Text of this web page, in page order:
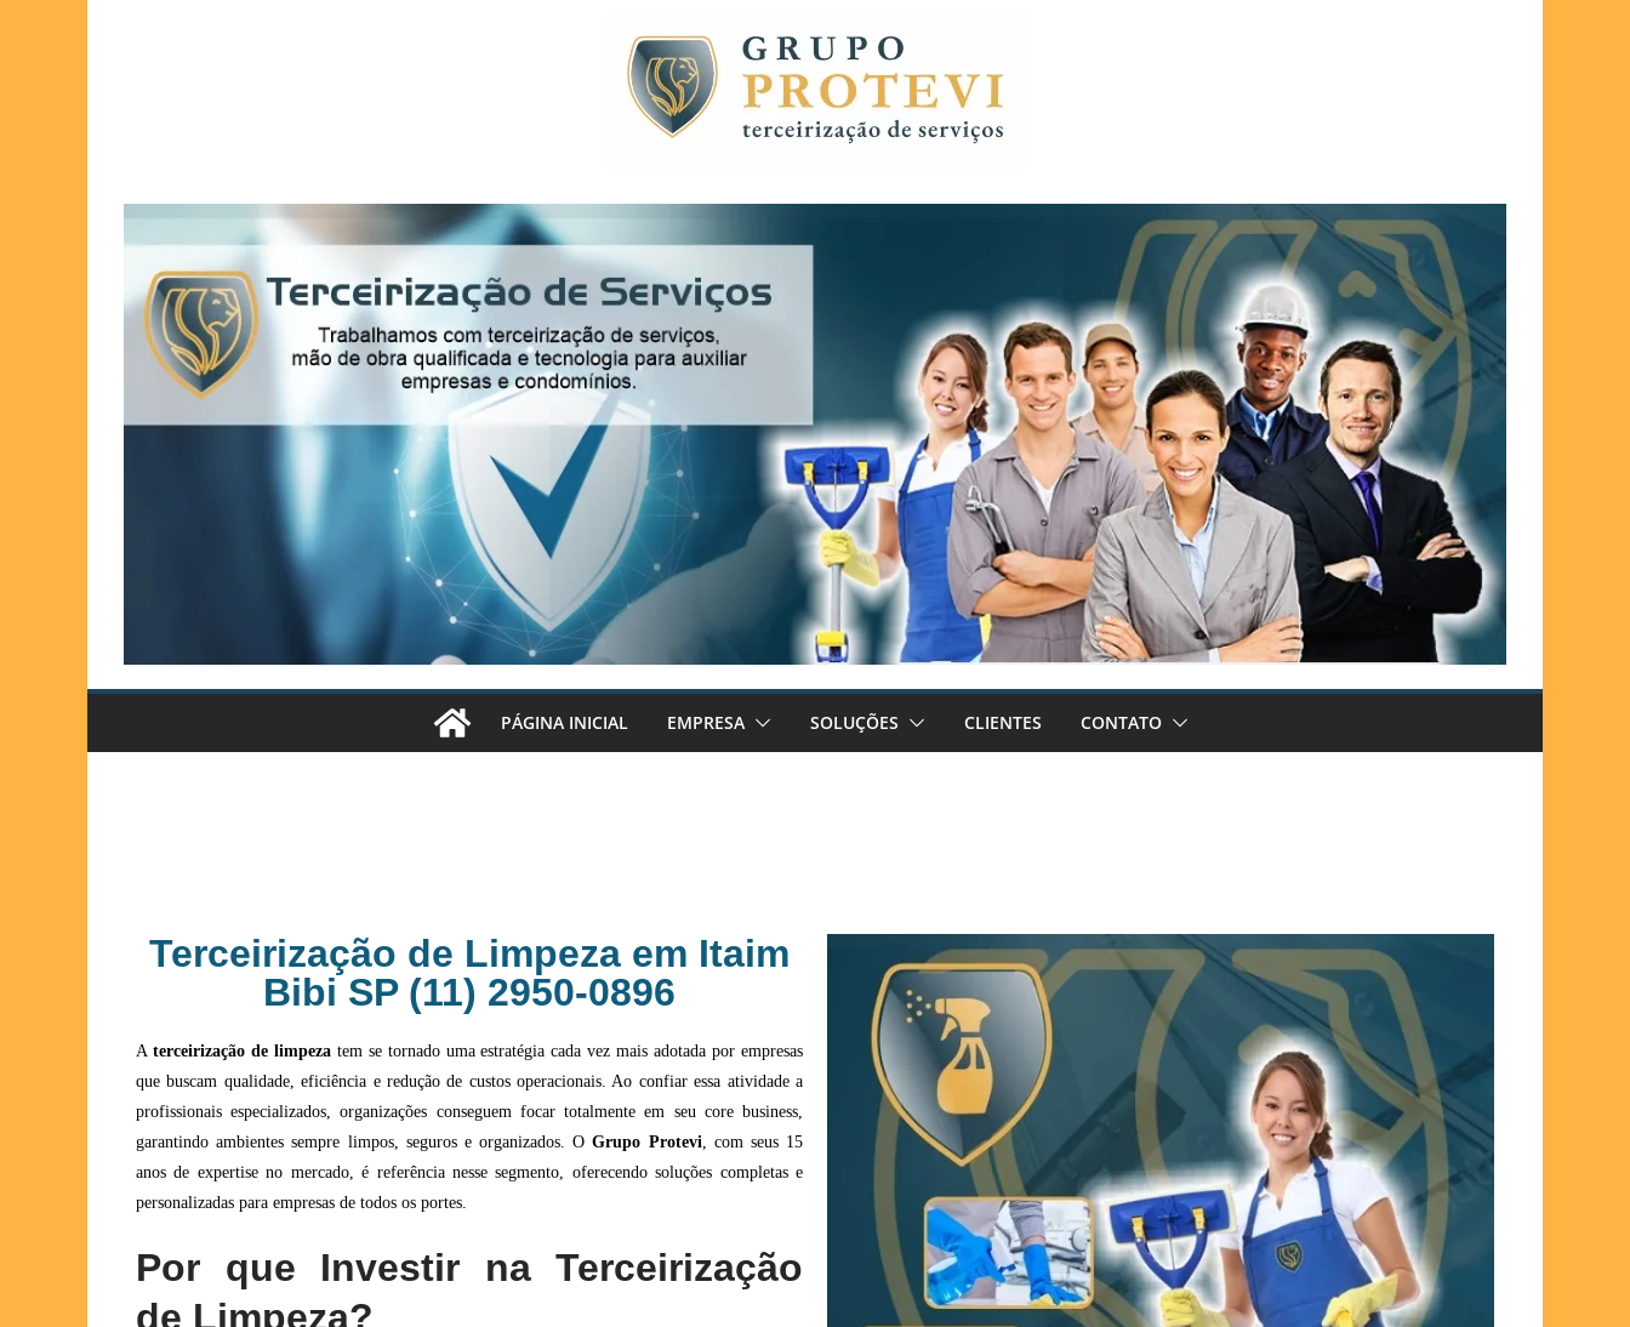
PÁGINA INICIAL EMPRESA SOLUÇÕES CLIENTES CONTATO
Terceirização de Limpeza em Itaim
Bibi SP (11) 2950-0896
A terceirização de limpezatem se tornado uma estratégia cada vez mais adotada por empresas
que buscam qualidade, eficiência e redução de custos operacionais. Ao confiar essa atividade a
profissionais especializados, organizações conseguem focar totalmente em seu core business,
garantindo ambientes sempre limpos, seguros e organizados. OGrupo Protevi, com seus 15
anos de expertise no mercado, é referência nesse segmento, oferecendo soluções completas e
personalizadas para empresas de todos os portes.
Por que Investir na Terceirização
de Limpeza?